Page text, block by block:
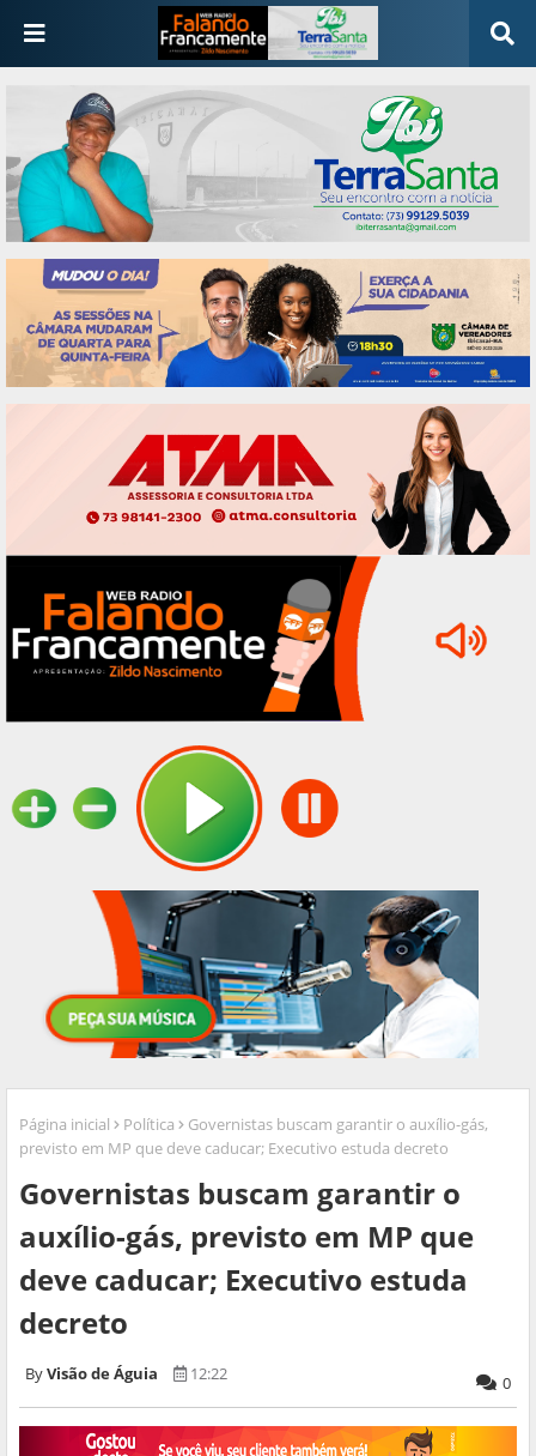
Página inicial Política
Governistas buscam garantir o auxílio-gás,
previsto em MP que deve caducar; Executivo estuda decreto
Governistas buscam garantir o
auxílio-gás, previsto em MP que
deve caducar; Executivo estuda
decreto
Visão de Águia 12:22 0